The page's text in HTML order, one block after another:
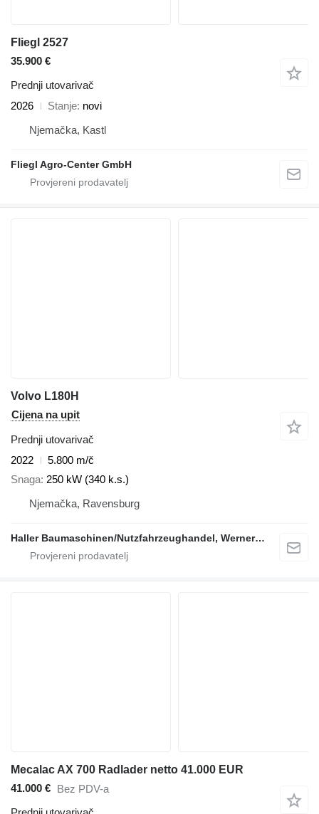
Fliegl 2527
35.900 €
Prednji utovarivač
2026
Stanje novi
Njemačka, Kastl
Fliegl Agro-Center GmbH
Volvo L180H
Cijena na upit
Prednji utovarivač
2022
5.800 m/č
Snaga 250 kW (340 k.s.)
Njemačka, Ravensburg
Haller Baumaschinen/Nutzfahrzeughandel, Werner Haller e.K.
Mecalac AX 700 Radlader netto 41.000 EUR
41.000 € Bez PDV-a